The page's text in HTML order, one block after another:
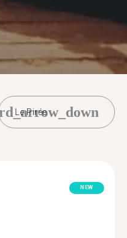
Le Pirée
NEW